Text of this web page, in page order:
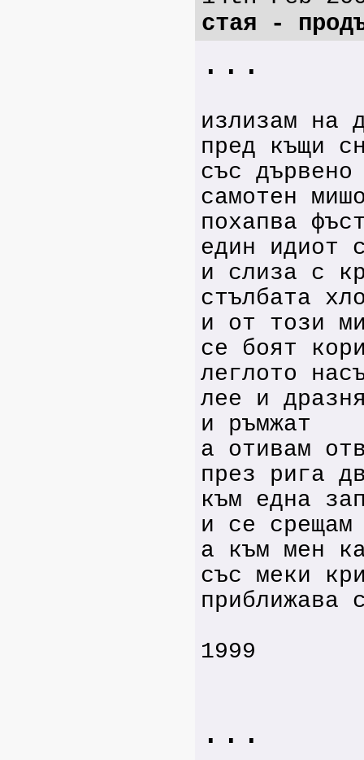
стая -
...
излизам на
пред къщи
със дървено
самотен
похапва
един идиот
и слиза с
стълбата
и от този
се боят
леглото
лее и
и ръмжат
а отивам
през рига
към една
и се срещам
а към мен
със меки
приближава
1999
...